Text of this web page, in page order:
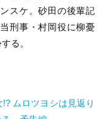
スケ。砂田の後輩記
刑事・村岡役に柳憂
る。
!? ムロツヨシは見返り